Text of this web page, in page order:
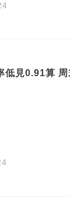
低見0.91算